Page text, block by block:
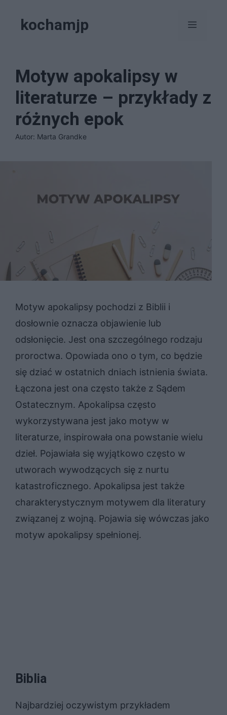
kochamjp Menu
Motyw apokalipsy w
literaturze – przykłady z
różnych epok
Autor: Marta Grandke
Motyw apokalipsy pochodzi z Biblii i
dosłownie oznacza objawienie lub
odsłonięcie. Jest ona szczególnego rodzaju
proroctwa. Opowiada ono o tym, co będzie
się dziać w ostatnich dniach istnienia świata.
Łączona jest ona często także z Sądem
Ostatecznym. Apokalipsa często
wykorzystywana jest jako motyw w
literaturze, inspirowała ona powstanie wielu
dzieł. Pojawiała się wyjątkowo często w
utworach wywodzących się z nurtu
katastroficznego. Apokalipsa jest także
charakterystycznym motywem dla literatury
związanej z wojną. Pojawia się wówczas jako
motyw apokalipsy spełnionej.
Biblia
Najbardziej oczywistym przykładem